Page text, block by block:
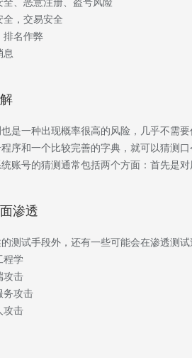
，交易安全
排名作弊
息
是一种出现概率很高的风险，几乎不需
序和一个比较完善的字典，就可以猜测
账号的猜测通常包括两个方面：首先是
渗透
测试手段外，还有一些可能会在渗透测
程学
攻击
务攻击
攻击